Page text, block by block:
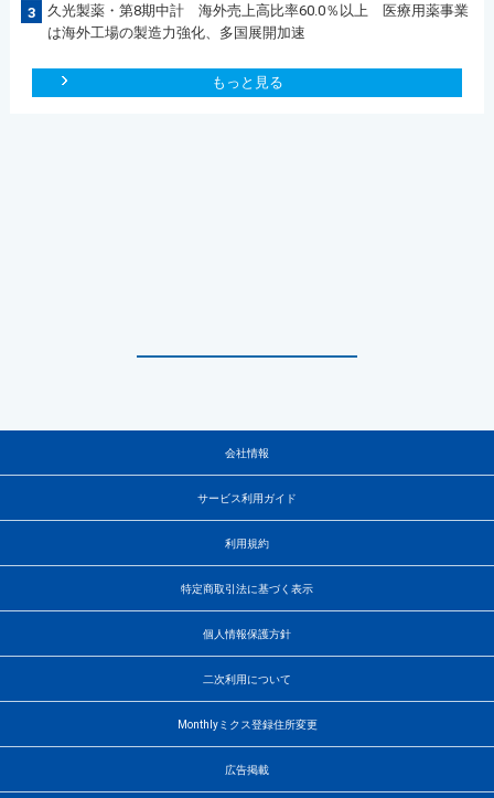
3
久光製薬・第8期中計 海外売上高比率60.0％以上 医療用薬事業
は海外工場の製造力強化、多国展開加速
もっと見る
会社情報
サービス利用ガイド
利用規約
特定商取引法に基づく表示
個人情報保護方針
二次利用について
Monthlyミクス登録住所変更
広告掲載